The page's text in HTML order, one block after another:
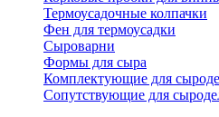
Термоусадочные колпачки
Фен для термоусадки
Сыроварни
Формы для сыра
Комплектующие для
Сопутствующие для